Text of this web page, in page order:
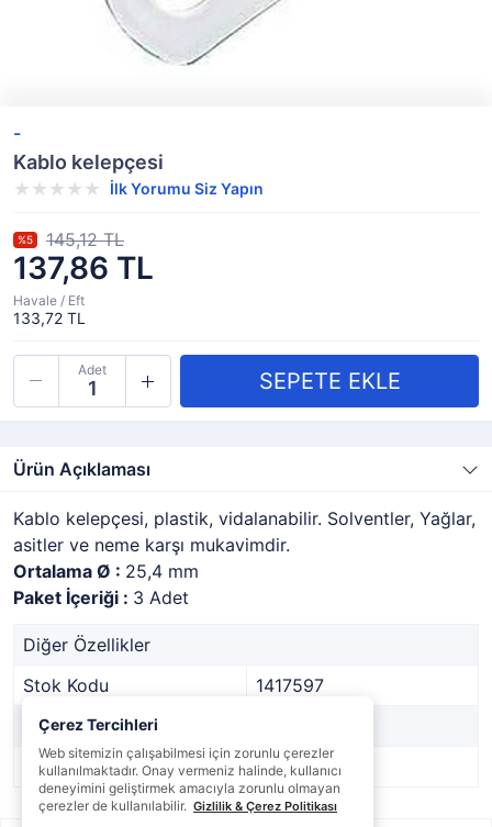
-
Kablo kelepçesi
İlk Yorumu Siz Yapın
137,86 TL
%5 145,12 TL
Havale / Eft
133,72 TL
Adet
Ürün Açıklaması
Kablo kelepçesi, plastik, vidalanabilir. Solventler, Yağlar,
asitler ve neme karşı mukavimdir.
Ortalama Ø : 25,4 mm
Paket İçeriği : 3 Adet
Diğer Özellikler
Stok Kodu
1417597
Marka
Stok Durumu
Var
Çerez Tercihleri
Web sitemizin çalışabilmesi için zorunlu çerezler
kullanılmaktadır. Onay vermeniz halinde, kullanıcı
deneyimini geliştirmek amacıyla zorunlu olmayan
çerezler de kullanılabilir. Gizlilik & Çerez Politikası